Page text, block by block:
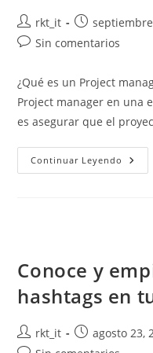
rkt_it septiembre
Sin comentarios
¿Qué es un Project
Project manager en una
es asegurar que el
Continuar Leyendo
Conoce y
hashtags en
rkt_it agosto 23,